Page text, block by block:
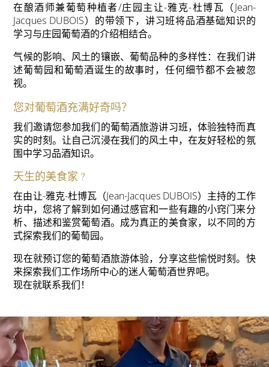
在酿酒师兼葡萄种植者/庄园主让-雅克-杜博瓦（Jean-
Jacques DUBOIS）的带领下，讲习班将品酒基础知识的
学习与庄园葡萄酒的介绍相结合。
气候的影响、风土的镶嵌、葡萄品种的多样性：在我们讲
述葡萄园和葡萄酒诞生的故事时，任何细节都不会被忽
视。
您对葡萄酒充满好奇吗？
我们邀请您参加我们的葡萄酒旅游讲习班，体验独特而真
实的时刻。让自己沉浸在我们的风土中，在友好轻松的氛
围中学习品酒知识。
天生的美食家 ?
在由让-雅克-杜博瓦（Jean-Jacques DUBOIS）主持的工作
坊中，您将了解到如何通过感官和一些有趣的小窍门来分
析、描述和鉴赏葡萄酒。成为真正的美食家，以不同的方
式探索我们的葡萄园。
现在就预订您的葡萄酒旅游体验，分享这些愉悦时刻。快
来探索我们工作场所中心的迷人葡萄酒世界吧。
现在就联系我们！